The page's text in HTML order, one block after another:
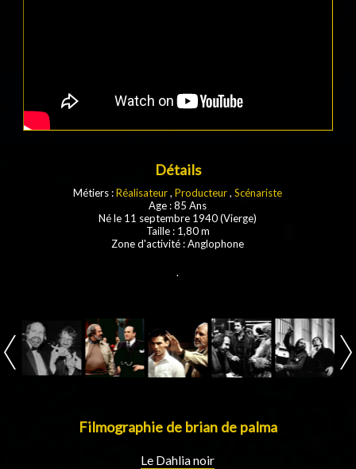
Détails
Métiers :Réalisateur,Producteur,Scénariste
Age : 85 Ans
Né le 11 septembre 1940 (Vierge)
Taille : 1,80 m
Zone d'activité : Anglophone
.
Filmographie de brian de palma
Le Dahlia noir